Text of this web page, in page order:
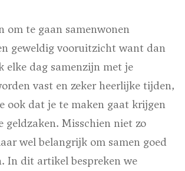
om te gaan samenwonen
geweldig vooruitzicht want dan
elke dag samenzijn met je
vast en zeker heerlijke tijden,
ook dat je te maken gaat krijgen
geldzaken. Misschien niet zo
wel belangrijk om samen goed
In dit artikel bespreken we